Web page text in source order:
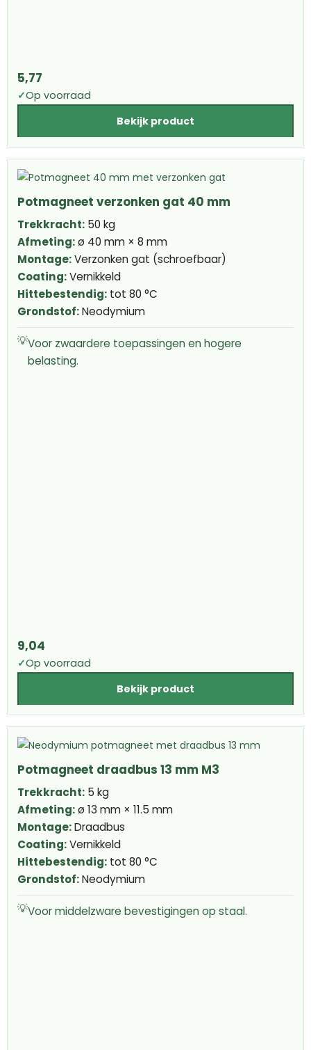
5,77
✓Op voorraad
Bekijk product
Potmagneet verzonken gat 40 mm
Trekkracht: 50 kg
Afmeting:ø 40 mm × 8 mm
Montage:Verzonken gat (schroefbaar)
Coating:Vernikkeld
Hittebestendig: tot 80 °C
Grondstof:Neodymium
💡Voor zwaardere toepassingen en hogere
belasting.
9,04
✓Op voorraad
Bekijk product
Potmagneet draadbus 13 mm M3
Trekkracht: 5 kg
Afmeting:ø 13 mm × 11.5 mm
Montage:Draadbus
Coating:Vernikkeld
Hittebestendig: tot 80 °C
Grondstof:Neodymium
💡Voor middelzware bevestigingen op staal.